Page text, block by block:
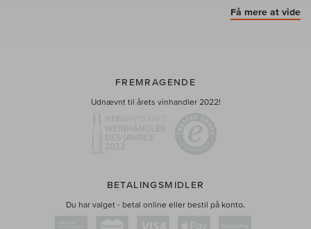
Få mere at vide
FREMRAGENDE
Udnævnt til årets vinhandler 2022!
BETALINGSMIDLER
Du har valget - betal online eller bestil på konto.